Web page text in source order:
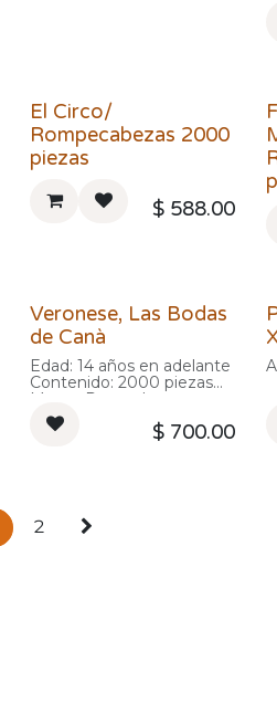
El Circo/
Rompecabezas 2000
piezas
$ 588.00
Veronese, Las Bodas
de Canà
Edad: 14 años en adelante
Contenido: 2000 piezas
Marca: Ravensburger
$ 700.00
2